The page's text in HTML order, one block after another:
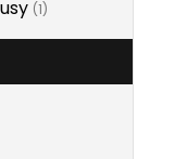
(1)